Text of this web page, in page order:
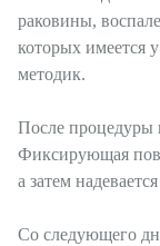
раковины,
которых имеется
методик. ⠀ ⠀
После процедуры
Фиксирующая
а затем
Со следующего